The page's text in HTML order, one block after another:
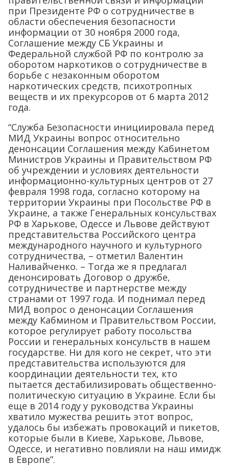
при Президенте РФ о сотрудничестве в
области обеспечения безопасности
информации от 30 ноября 2000 года,
Соглашение между СБ Украины и
Федеральной службой РФ по контролю за
оборотом наркотиков о сотрудничестве в
борьбе с незаконным оборотом
наркотических средств, психотропных
веществ и их прекурсоров от 6 марта 2012
года.
“Служба Безопасности инициировала перед
МИД Украины вопрос относительно
денонсации Соглашения между Кабинетом
Министров Украины и Правительством РФ
об учреждении и условиях деятельности
информационно-культурных центров от 27
февраля 1998 года, согласно которому на
территории Украины при Посольстве РФ в
Украине, а также Генеральных консульствах
РФ в Харькове, Одессе и Львове действуют
представительства Российского центра
международного научного и культурного
сотрудничества, – отметил Валентин
Наливайченко. – Тогда же я предлагал
денонсировать Договор о дружбе,
сотрудничестве и партнерстве между
странами от 1997 года. И поднимал перед
МИД вопрос о денонсации Соглашения
между Кабмином и Правительством России,
которое регулирует работу посольства
России и генеральных консульств в нашем
государстве. Ни для кого не секрет, что эти
представительства используются для
координации деятельности тех, кто
пытается дестабилизировать общественно-
политическую ситуацию в Украине. Если бы
еще в 2014 году у руководства Украины
хватило мужества решить этот вопрос,
удалось бы избежать провокаций и пикетов,
которые были в Киеве, Харькове, Львове,
Одессе, и негативно повлияли на наш имидж
в Европе”.